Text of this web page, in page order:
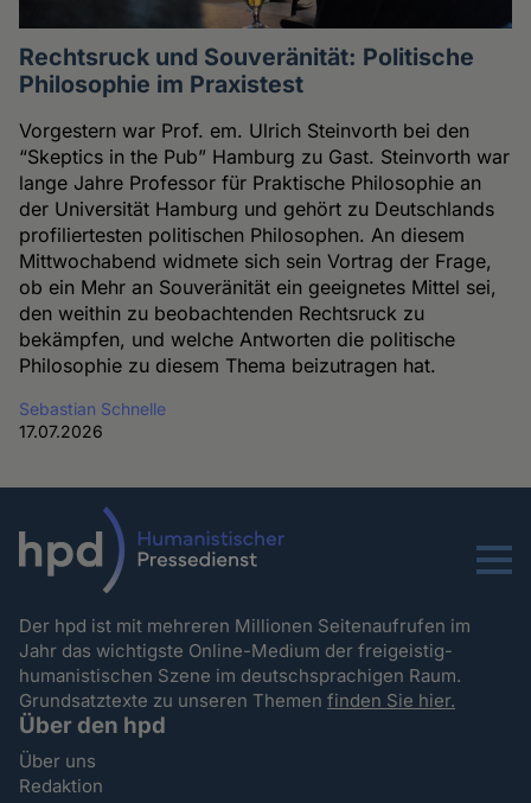
Rechtsruck und Souveränität: Politische
Philosophie im Praxistest
Vorgestern war Prof. em. Ulrich Steinvorth bei den
“Skeptics in the Pub” Hamburg zu Gast. Steinvorth war
lange Jahre Professor für Praktische Philosophie an
der Universität Hamburg und gehört zu Deutschlands
profiliertesten politischen Philosophen. An diesem
Mittwochabend widmete sich sein Vortrag der Frage,
ob ein Mehr an Souveränität ein geeignetes Mittel sei,
den weithin zu beobachtenden Rechtsruck zu
bekämpfen, und welche Antworten die politische
Philosophie zu diesem Thema beizutragen hat.
Sebastian Schnelle
17.07.2026
Menu
Der hpd ist mit mehreren Millionen Seitenaufrufen im
Jahr das wichtigste Online-Medium der freigeistig-
humanistischen Szene im deutschsprachigen Raum.
Grundsatztexte zu unseren Themenfinden Sie hier.
Über den hpd
Über uns
Redaktion